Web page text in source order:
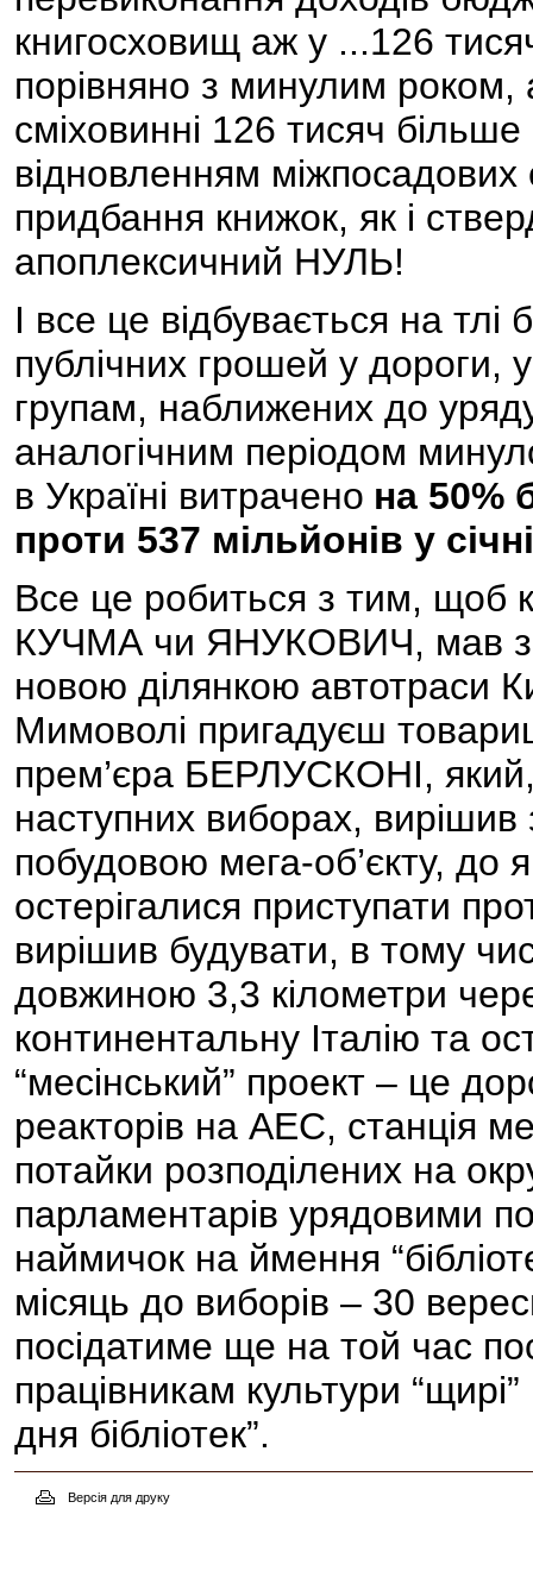
книгосховищ аж у ...126
порівняно з минулим роком,
сміховинні 126 тисяч
відновленням
придбання книжок, як і
апоплексичний НУЛЬ!
І все це відбувається на
публічних грошей у дороги,
групам, наближених до
аналогічним періодом
в Україні витрачено на 50%
проти 537 мільйонів у
Все це робиться з тим, щоб
КУЧМА чи ЯНУКОВИЧ, мав
новою ділянкою автотраси
Мимоволі пригадуєш
прем’єра БЕРЛУСКОНІ,
наступних виборах, вирішив
побудовою мега-об’єкту, до
остерігалися приступати
вирішив будувати, в тому
довжиною 3,3 кілометри
континентальну Італію та
“месінський” проект – це
реакторів на АЕС, станція
потайки розподілених на
парламентарів урядовими
наймичок на ймення
місяць до виборів – 30
посідатиме ще на той час
працівникам культури
дня бібліотек”.
Версія для друку